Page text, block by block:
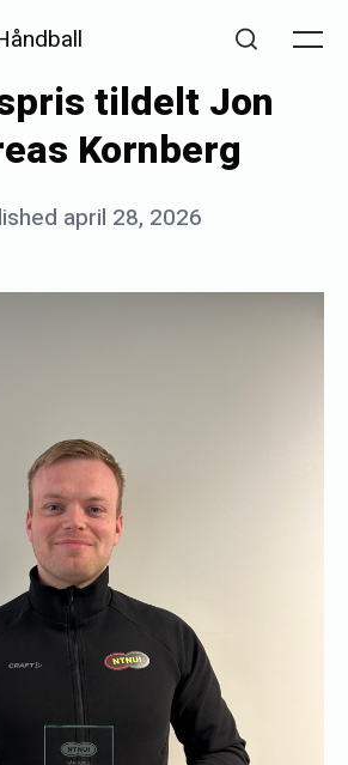
tildelt Jon
Kornberg
april 28, 2026
m
e
m
o